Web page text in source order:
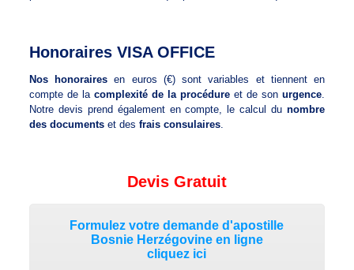
Honoraires VISA OFFICE
Nos honoraires en euros (€) sont variables et tiennent en
compte de la complexité de la procédure et de sonurgence.
Notre devis prend également en compte, le calcul dunombre
des documents et des frais consulaires.
Devis Gratuit
Formulez votre demande d'apostille
Bosnie Herzégovine en ligne
cliquez ici